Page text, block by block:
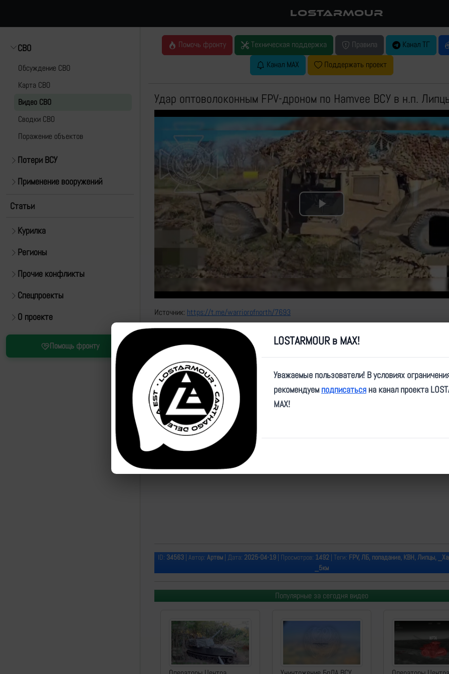
LOSTARMOUR
СВО
Обсуждение СВО
Карта СВО
Видео СВО
Cводки СВО
Поражение объектов
Потери ВСУ
Применение вооружений
Статьи
Курилка
Регионы
Прочие конфликты
Спецпроекты
О проекте
Помощь фронту
Помочь фронту Техническая поддержка Правила Канал ТГ
Канал MAX
Поддержать проект
Удар оптоволоконным FPV-дроном по Hamvee ВСУ в н.п.
Play
Video
Источник: https://t.me/warriorofnorth/7693
ID: 34563| Автор: Артем| Дата: 2025-04-19| Просмотров: 1492| Теги: FPV, ЛБ, попадание, КВН, Липцы,
_5км
Популярные за сегодня видео
LOSTARMOUR в MAX!
Уважаемые пользователи! В условиях
рекомендуем подписаться на канал проекта
MAX!